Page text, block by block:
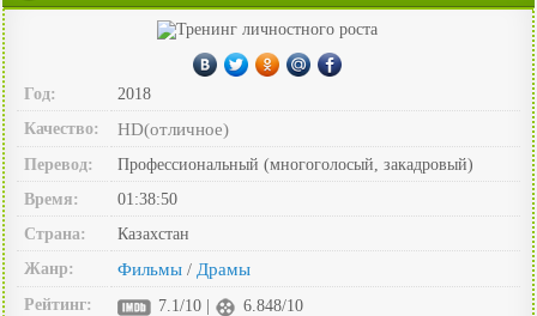
Год:
2018
Качество:
HD(отличное)
Перевод:
Профессиональный (многоголосый, закадровый)
Время:
01:38:50
Страна:
Казахстан
Жанр:
Фильмы / Драмы
Рейтинг: 7.1/10 | 6.848/10